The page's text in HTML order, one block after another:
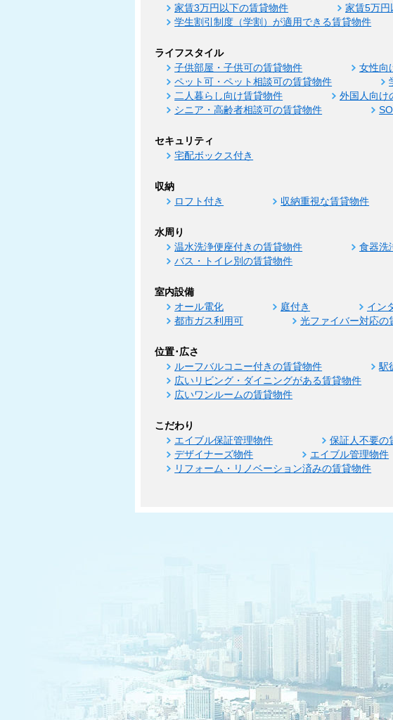
家賃3万円以下の賃貸物件
家賃5万円
学生割引制度（学割）が適用できる賃貸物件
ライフスタイル
子供部屋・子供可の賃貸物件 女性向
ペット可・ペット相談可の賃貸物件
二人暮らし向け賃貸物件
外国人向け
シニア・高齢者相談可の賃貸物件
セキュリティ
宅配ボックス付き
収納
ロフト付き 収納重視な賃貸物件
水周り
温水洗浄便座付きの賃貸物件 食器洗
バス・トイレ別の賃貸物件
室内設備
オール電化 庭付き イン
都市ガス利用可
光ファイバー対応の
位置･広さ
ルーフバルコニー付きの賃貸物件 駅
広いリビング・ダイニングがある賃貸物件
広いワンルームの賃貸物件
こだわり
エイブル保証管理物件 保証人不要の
デザイナーズ物件
エイブル管理物件
リフォーム・リノベーション済みの賃貸物件